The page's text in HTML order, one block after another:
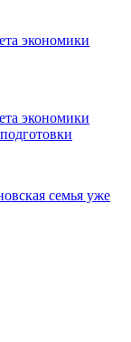
экономики
экономики
семья уже